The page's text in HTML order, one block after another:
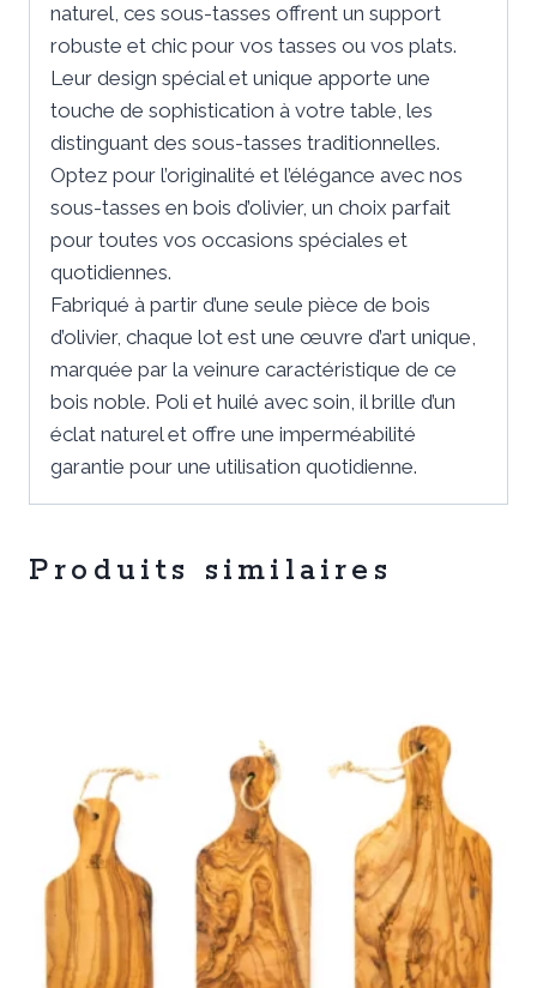
naturel, ces sous-tasses offrent un support
robuste et chic pour vos tasses ou vos plats.
Leur design spécial et unique apporte une
touche de sophistication à votre table, les
distinguant des sous-tasses traditionnelles.
Optez pour l’originalité et l’élégance avec nos
sous-tasses en bois d’olivier, un choix parfait
pour toutes vos occasions spéciales et
quotidiennes.
Fabriqué à partir d’une seule pièce de bois
d’olivier, chaque lot est une œuvre d’art unique,
marquée par la veinure caractéristique de ce
bois noble. Poli et huilé avec soin, il brille d’un
éclat naturel et offre une imperméabilité
garantie pour une utilisation quotidienne.
Produits similaires